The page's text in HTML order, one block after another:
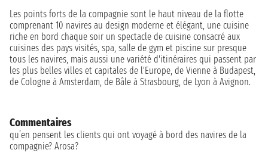
Les points forts de la compagnie sont le haut niveau de la flotte
comprenant 10 navires au design moderne et élégant, une cuisine
riche en bord chaque soir un spectacle de cuisine consacré aux
cuisines des pays visités, spa, salle de gym et piscine sur presque
tous les navires, mais aussi une variété d'itinéraires qui passent par
les plus belles villes et capitales de l'Europe, de Vienne à Budapest,
de Cologne à Amsterdam, de Bâle à Strasbourg, de Lyon à Avignon.
Commentaires
qu’en pensent les clients qui ont voyagé à bord des navires de la
compagnie? Arosa?